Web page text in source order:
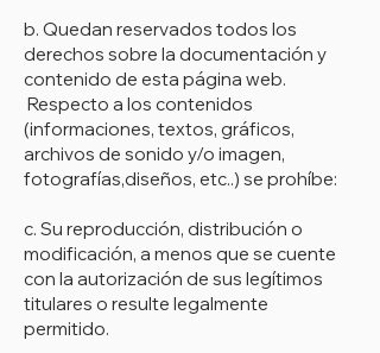
b. Quedan reservados todos los
derechos sobre la documentación y
contenido de esta página web.
Respecto a los contenidos
(informaciones, textos, gráficos,
archivos de sonido y/o imagen,
fotografías,diseños, etc..) se prohíbe:
c. Su reproducción, distribución o
modificación, a menos que se cuente
con la autorización de sus legítimos
titulares o resulte legalmente
permitido.